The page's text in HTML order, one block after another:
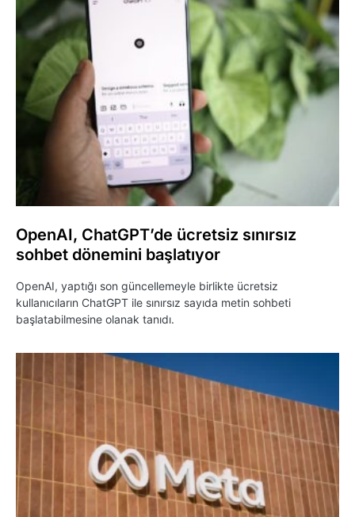
OpenAI, ChatGPT’de ücretsiz sınırsız
sohbet dönemini başlatıyor
OpenAI, yaptığı son güncellemeyle birlikte ücretsiz
kullanıcıların ChatGPT ile sınırsız sayıda metin sohbeti
başlatabilmesine olanak tanıdı.